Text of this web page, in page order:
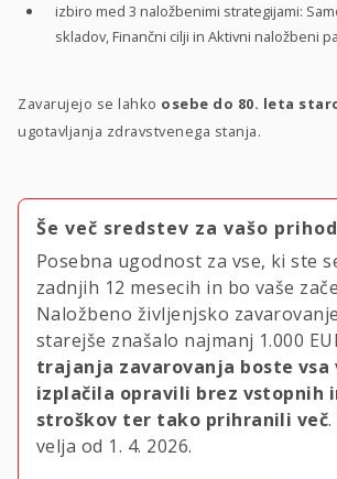
izbiro med 3 naložbenimi strategijami:
skladov, Finančni cilji in Aktivni naložbeni
Zavarujejo se lahko osebe do 80. leta
ugotavljanja zdravstvenega stanja.
Še več sredstev za vašo
Posebna ugodnost za vse, ki ste
zadnjih 12 mesecih in bo vaše
Naložbeno življenjsko
starejše znašalo najmanj 1.000
trajanja zavarovanja boste vsa
izplačila opravili brez vstopnih
stroškov ter tako prihranili več
velja od 1. 4. 2026.